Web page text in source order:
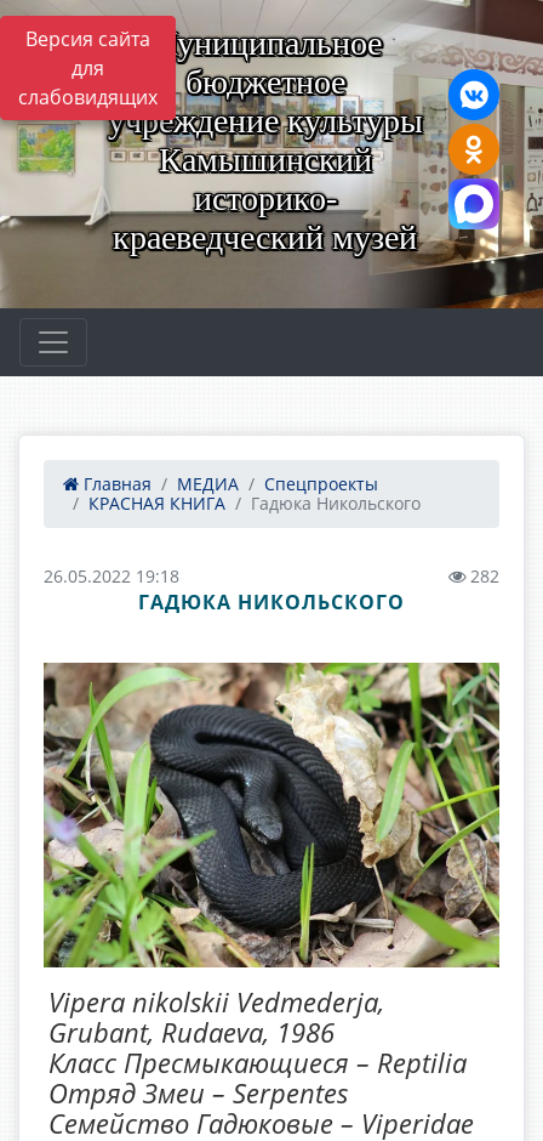
Версия сайта
для
слабовидящих
Муниципальное
бюджетное
учреждение культуры
Камышинский
историко-
краеведческий музей
Главная МЕДИА
Спецпроекты
КРАСНАЯ КНИГА
Гадюка Никольского
26.05.2022 19:18 282
ГАДЮКА НИКОЛЬСКОГО
Vipera nikolskii Vedmederja,
Grubant, Rudaeva, 1986
Класс Пресмыкающиеся – Reptilia
Отряд Змеи – Serpentes
Семейство Гадюковые – Viperidae